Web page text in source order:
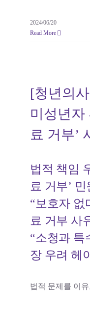
2024/06/20
Read More
료
[청년의
미성년자
료 거부’
법적 책임
료 거부’ 민
“보호자 없
료 거부 사
“소청과 특
장 우려 헤
법적 문제를 이